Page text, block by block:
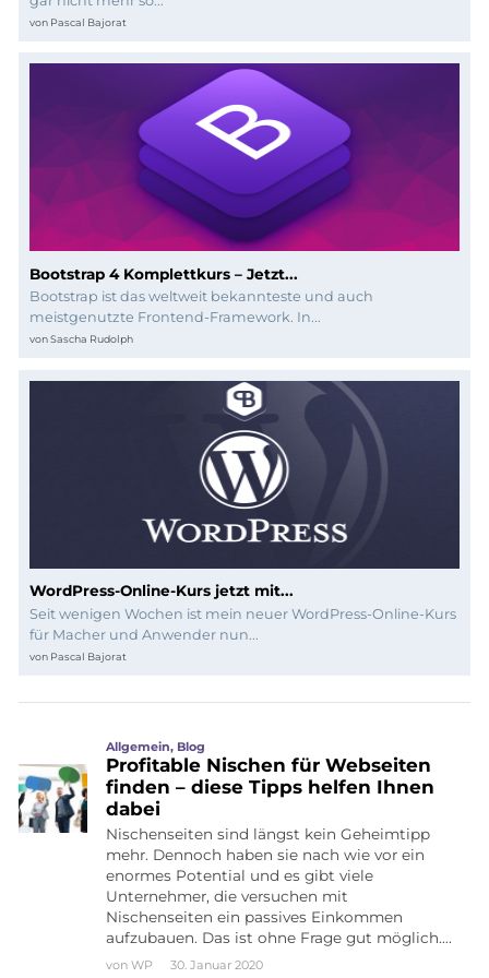
von Pascal Bajorat
Bootstrap 4 Komplettkurs – Jetzt...
Bootstrap ist das weltweit bekannteste und auch
meistgenutzte Frontend-Framework. In...
vonSascha Rudolph
WordPress-Online-Kurs jetzt mit...
Seit wenigen Wochen ist mein neuer WordPress-Online-Kurs
für Macher und Anwender nun...
von Pascal Bajorat
Allgemein, Blog
Profitable Nischen für Webseiten
finden – diese Tipps helfen Ihnen
dabei
Nischenseiten sind längst kein Geheimtipp
mehr. Dennoch haben sie nach wie vor ein
enormes Potential und es gibt viele
Unternehmer, die versuchen mit
Nischenseiten ein passives Einkommen
aufzubauen. Das ist ohne Frage gut möglich….
vonWP 30. Januar 2020